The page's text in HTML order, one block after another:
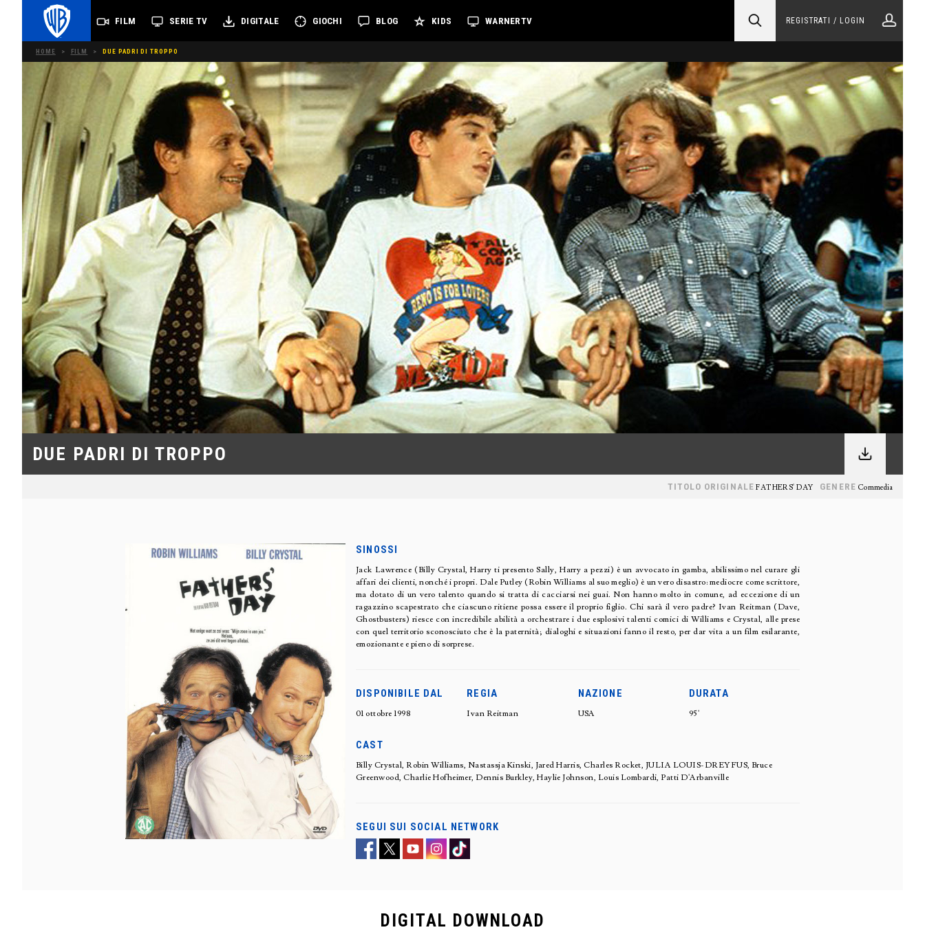
FILM SERIE TV DIGITALE GIOCHI BLOG KIDS WARNERTV REGISTRATI / LOGIN
HOME > FILM > DUE PADRI DI TROPPO
DUE PADRI DI TROPPO
GENERE Commedia
TITOLO ORIGINALE FATHERS' DAY
SINOSSI
Jack Lawrence (Billy Crystal, Harry ti presento Sally, Harry a pezzi) è un avvocato in gamba, abilissimo nel curare gli
affari dei clienti, nonché i propri. Dale Putley (Robin Williams al suo meglio) è un vero disastro: mediocre come scrittore,
ma dotato di un vero talento quando si tratta di cacciarsi nei guai. Non hanno molto in comune, ad eccezione di un
ragazzino scapestrato che ciascuno ritiene possa essere il proprio figlio. Chi sarà il vero padre? Ivan Reitman (Dave,
Ghostbusters) riesce con incredibile abilità a orchestrare i due esplosivi talenti comici di Williams e Crystal, alle prese
con quel territorio sconosciuto che è la paternità; dialoghi e situazioni fanno il resto, per dar vita a un film esilarante,
emozionante e pieno di sorprese.
DISPONIBILE DAL
01 ottobre 1998
REGIA
Ivan Reitman
NAZIONE
USA
DURATA
95'
CAST
Billy Crystal, Robin Williams, Nastassja Kinski, Jared Harris, Charles Rocket, JULIA LOUIS-DREYFUS, Bruce
Greenwood, Charlie Hofheimer, Dennis Burkley, Haylie Johnson, Louis Lombardi, Patti D'Arbanville
SEGUI SUI SOCIAL NETWORK
DIGITAL DOWNLOAD